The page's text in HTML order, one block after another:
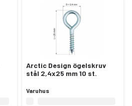
Arctic Design ögelskruv
stål 2,4x25 mm 10 st.
Varuhus